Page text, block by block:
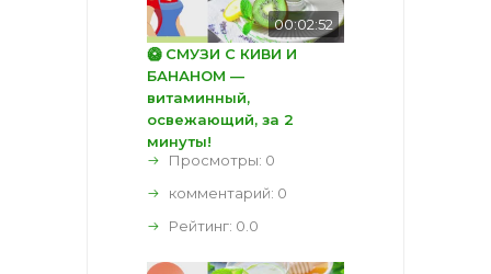
00:02:52
🥝 СМУЗИ С КИВИ И
БАНАНОМ —
витаминный,
освежающий, за 2
минуты!
Просмотры: 0
комментарий: 0
Рейтинг: 0.0